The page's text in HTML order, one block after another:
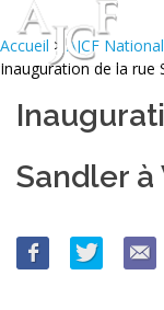
Accueil >AJCF
Inauguration de la rue
Sandler à